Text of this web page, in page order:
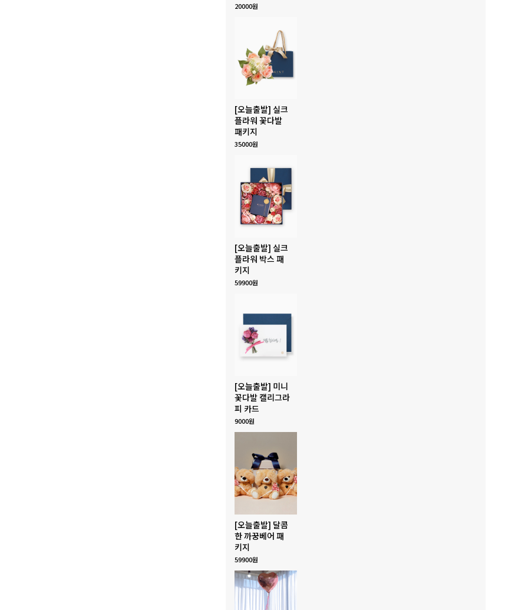
20000원
[오늘출발] 실크
플라워 꽃다발
패키지
35000원
[오늘출발] 실크
플라워 박스 패
키지
59900원
[오늘출발] 미니
꽃다발 캘리그라
피 카드
9000원
[오늘출발] 달콤
한 까꿍베어 패
키지
59900원